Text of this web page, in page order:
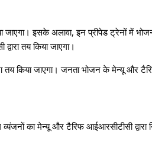
जाएगा। इसके अलावा, इन प्रीपेड ट्रेनों में
तय किया जाएगा।
तय किया जाएगा। जनता भोजन के मेन्यू और
का मेन्यू और टैरिफ आईआरसीटीसी द्वारा